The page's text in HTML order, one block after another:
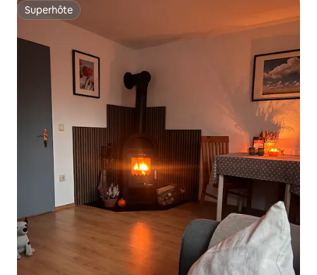
Superhôte
Superhôte